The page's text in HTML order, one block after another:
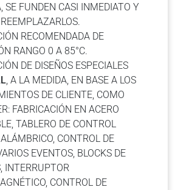
SE FUNDEN CASI INMEDIATO Y
RECOMENDADA DE
RANGO 0 A 85°C.
DE DISEÑOS ESPECIALES
, A LA MEDIDA, EN BASE A LOS
DE CLIENTE, COMO
FABRICACIÓN EN ACERO
TABLERO DE CONTROL
CONTROL DE
EVENTOS, BLOCKS DE
INTERRUPTOR
CONTROL DE